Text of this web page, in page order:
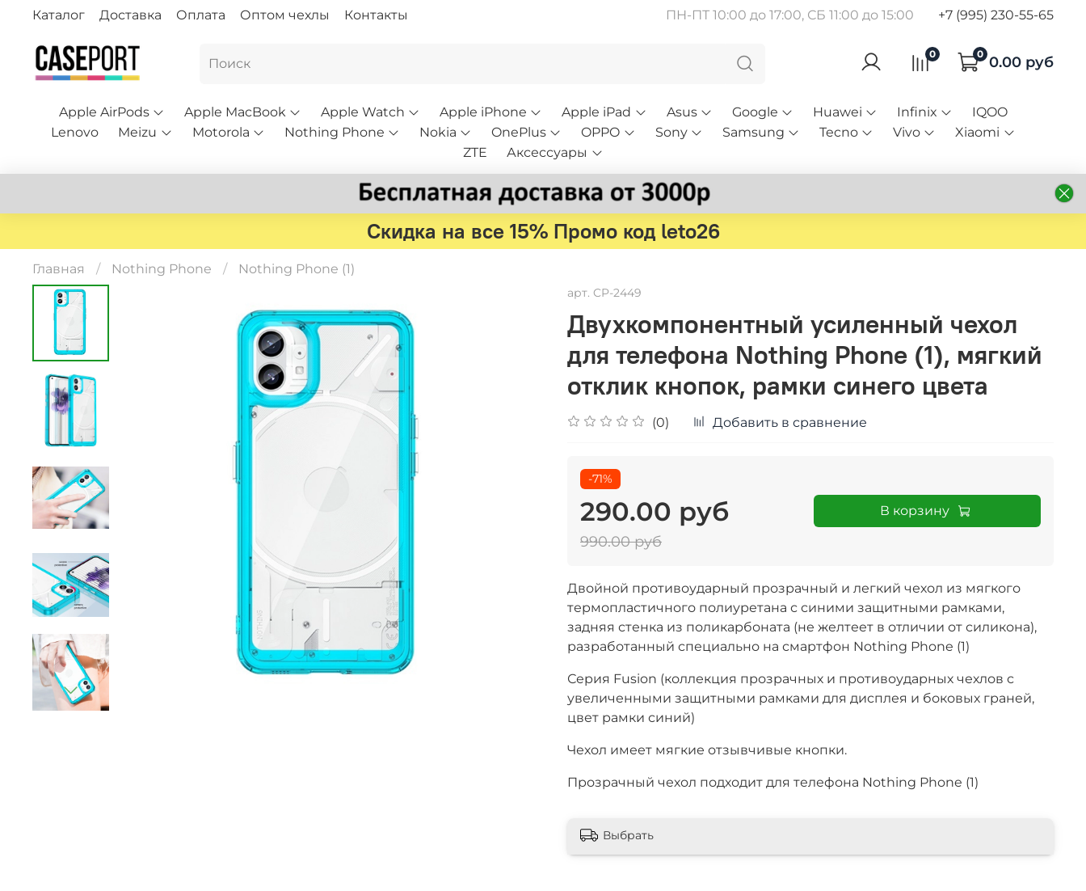
Каталог Доставка Оплата Оптом чехлы Контакты ПН-ПТ 10:00 до 17:00, СБ 11:00 до 15:00 +7 (995) 230-55-65
0 0 0.00 руб
Apple AirPods Apple MacBook Apple Watch Apple iPhone Apple iPad Asus Google Huawei Infinix
IQOO
Lenovo
Meizu Motorola Nothing Phone Nokia OnePlus OPPO Sony Samsung Tecno Vivo
Xiaomi
ZTE
Аксессуары
Скидка на все 15% Промо код leto26
Главная Nothing Phone Nothing Phone (1)
арт. CP-2449
Двухкомпонентный усиленный чехол
для телефона Nothing Phone (1), мягкий
отклик кнопок, рамки синего цвета
(0) Добавить в сравнение
-71%
290.00 руб
990.00 руб
В корзину
Двойной противоударный прозрачный и легкий чехол из мягкого
термопластичного полиуретана с синими защитными рамками,
задняя стенка из поликарбоната (не желтеет в отличии от силикона),
разработанный специально на смартфон Nothing Phone (1)
Серия Fusion (коллекция прозрачных и противоударных чехлов с
увеличенными защитными рамками для дисплея и боковых граней,
цвет рамки синий)
Чехол имеет мягкие отзывчивые кнопки.
Прозрачный чехол подходит для телефона Nothing Phone (1)
Выбрать